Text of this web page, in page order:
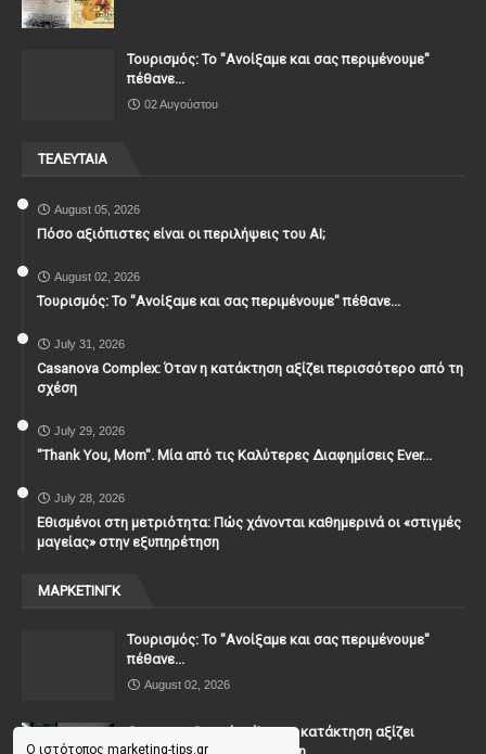
Ο ιστότοπος marketing-tips.gr
Τουρισμός: Το "Ανοίξαμε και σας περιμένουμε"
πέθανε...
02 Αυγούστου
ΤΕΛΕΥΤΑΙΑ
August 05, 2026
Πόσο αξιόπιστες είναι οι περιλήψεις του ΑΙ;
August 02, 2026
Τουρισμός: Το "Ανοίξαμε και σας περιμένουμε" πέθανε...
July 31, 2026
Casanova Complex: Όταν η κατάκτηση αξίζει περισσότερο από τη
σχέση
July 29, 2026
"Thank You, Mοm". Μία από τις Καλύτερες Διαφημίσεις Ever...
July 28, 2026
Εθισμένοι στη μετριότητα: Πώς χάνονται καθημερινά οι «στιγμές
μαγείας» στην εξυπηρέτηση
ΜΑΡΚΕΤΙΝΓΚ
Τουρισμός: Το "Ανοίξαμε και σας περιμένουμε"
πέθανε...
August 02, 2026
Casanova Complex: Όταν η κατάκτηση αξίζει